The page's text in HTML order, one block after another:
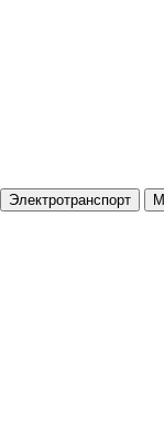
Электротранспорт